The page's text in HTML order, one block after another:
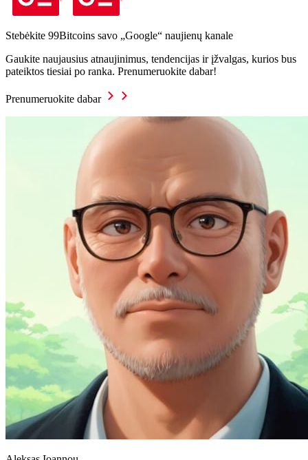
Stebėkite 99Bitcoins savo „Google“ naujienų kanale
Gaukite naujausius atnaujinimus, tendencijas ir įžvalgas, kurios bus
pateiktos tiesiai po ranka. Prenumeruokite dabar!
Prenumeruokite dabar